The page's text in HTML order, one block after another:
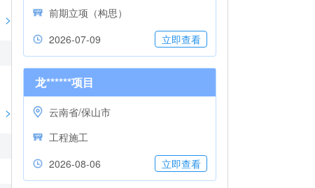
>
>
前期立项（构思）
2026-07-09
立即查看
龙******项目
云南省/保山市
工程施工
2026-08-06
立即查看